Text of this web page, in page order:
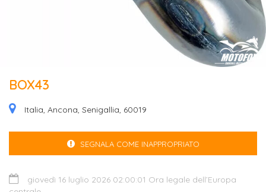
BOX43
Italia, Ancona, Senigallia, 60019
SEGNALA COME INAPPROPRIATO
giovedì 16 luglio 2026 02:00:01 Ora legale dell’Europa